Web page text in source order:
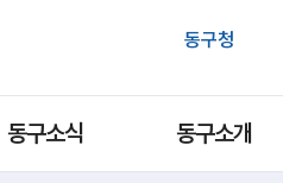
동구청
동구소식 동구소개